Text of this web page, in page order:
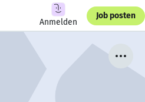
Anmelden
Job posten